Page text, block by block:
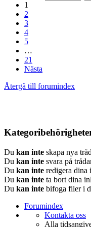
1
2
3
4
5
…
21
Nästa
Återgå till forumindex
Du kan inte skapa nya
Du kan inte svara på
Du kan inte redigera dina
Du kan inte ta bort dina
Du kan inte bifoga filer i
Forumindex
Kontakta oss
Alla